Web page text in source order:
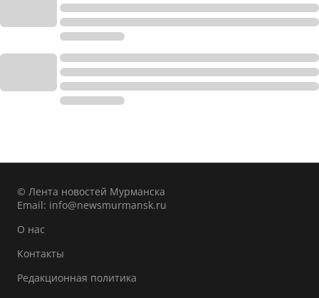
© Лента новостей Мурманска
Email: info@newsmurmansk.ru
О нас
Контакты
Редакционная политика